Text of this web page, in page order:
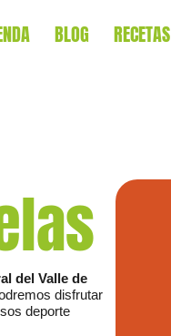
BLOG RECETAS
del Valle de
disfrutar
deporte